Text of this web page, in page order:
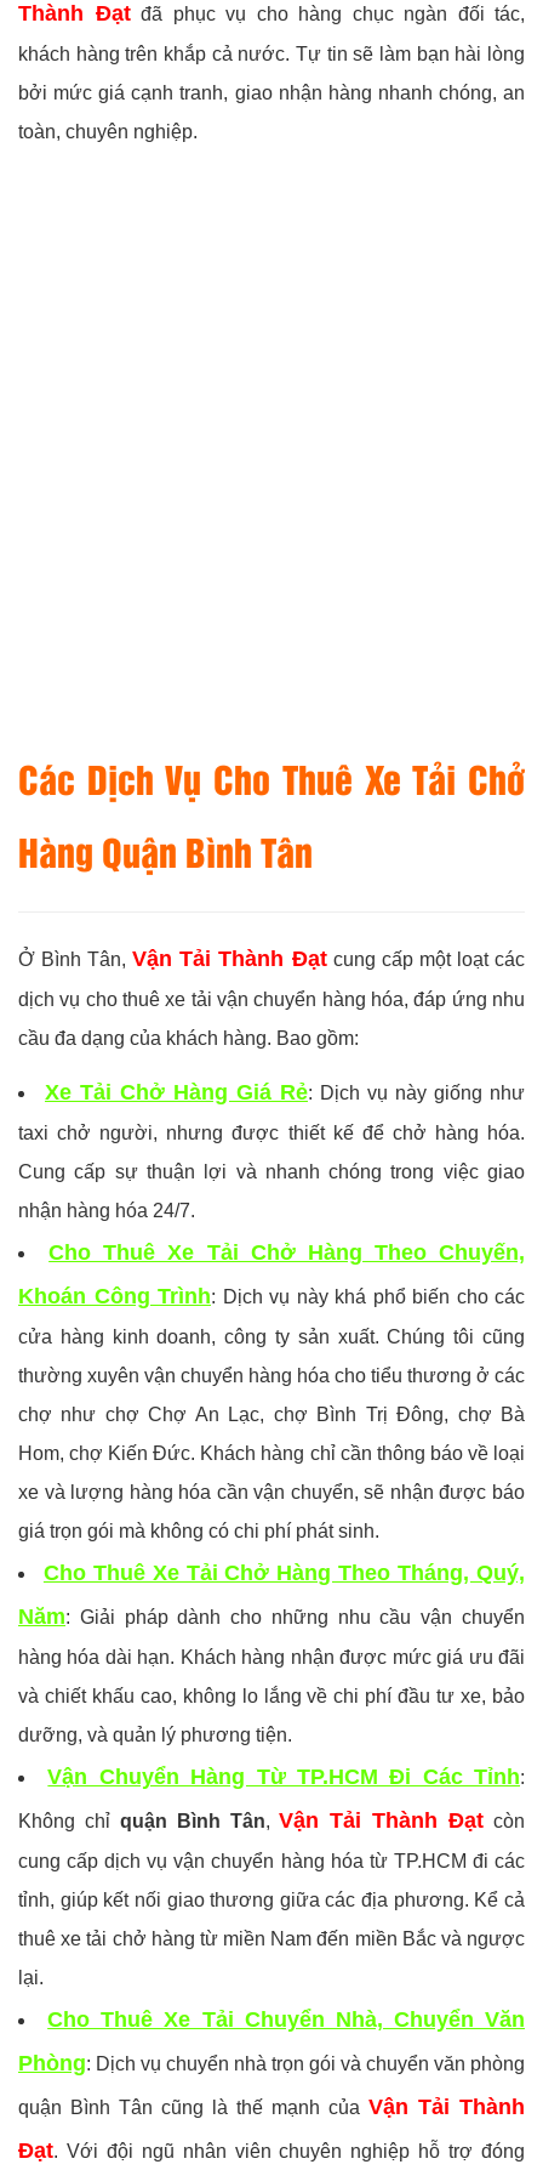
Thành Đạtđã phục vụ cho hàng chục ngàn đối tác,
khách hàng trên khắp cả nước. Tự tin sẽ làm bạn hài lòng
bởi mức giá cạnh tranh, giao nhận hàng nhanh chóng, an
toàn, chuyên nghiệp.
Các Dịch Vụ Cho Thuê Xe Tải Chở
Hàng Quận Bình Tân
Ở Bình Tân,Vận Tải Thành Đạtcung cấp một loạt các
dịch vụ cho thuê xe tải vận chuyển hàng hóa, đáp ứng nhu
cầu đa dạng của khách hàng. Bao gồm:
Xe Tải Chở Hàng Giá Rẻ: Dịch vụ này giống như
taxi chở người, nhưng được thiết kế để chở hàng hóa.
Cung cấp sự thuận lợi và nhanh chóng trong việc giao
nhận hàng hóa 24/7.
Cho Thuê Xe Tải Chở Hàng Theo Chuyến,
Khoán Công Trình: Dịch vụ này khá phổ biến cho các
cửa hàng kinh doanh, công ty sản xuất. Chúng tôi cũng
thường xuyên vận chuyển hàng hóa cho tiểu thương ở các
chợ như chợ Chợ An Lạc, chợ Bình Trị Đông, chợ Bà
Hom, chợ Kiến Đức. Khách hàng chỉ cần thông báo về loại
xe và lượng hàng hóa cần vận chuyển, sẽ nhận được báo
giá trọn gói mà không có chi phí phát sinh.
Cho Thuê Xe Tải Chở Hàng Theo Tháng, Quý,
Năm: Giải pháp dành cho những nhu cầu vận chuyển
hàng hóa dài hạn. Khách hàng nhận được mức giá ưu đãi
và chiết khấu cao, không lo lắng về chi phí đầu tư xe, bảo
dưỡng, và quản lý phương tiện.
Vận Chuyển Hàng Từ TP.HCM Đi Các Tỉnh:
Không chỉ quận Bình Tân,Vận Tải Thành Đạt còn
cung cấp dịch vụ vận chuyển hàng hóa từ TP.HCM đi các
tỉnh, giúp kết nối giao thương giữa các địa phương. Kể cả
thuê xe tải chở hàng từ miền Nam đến miền Bắc và ngược
lại.
Cho Thuê Xe Tải Chuyển Nhà, Chuyển Văn
Phòng: Dịch vụ chuyển nhà trọn gói và chuyển văn phòng
quận Bình Tân cũng là thế mạnh của Vận Tải Thành
Đạt. Với đội ngũ nhân viên chuyên nghiệp hỗ trợ đóng